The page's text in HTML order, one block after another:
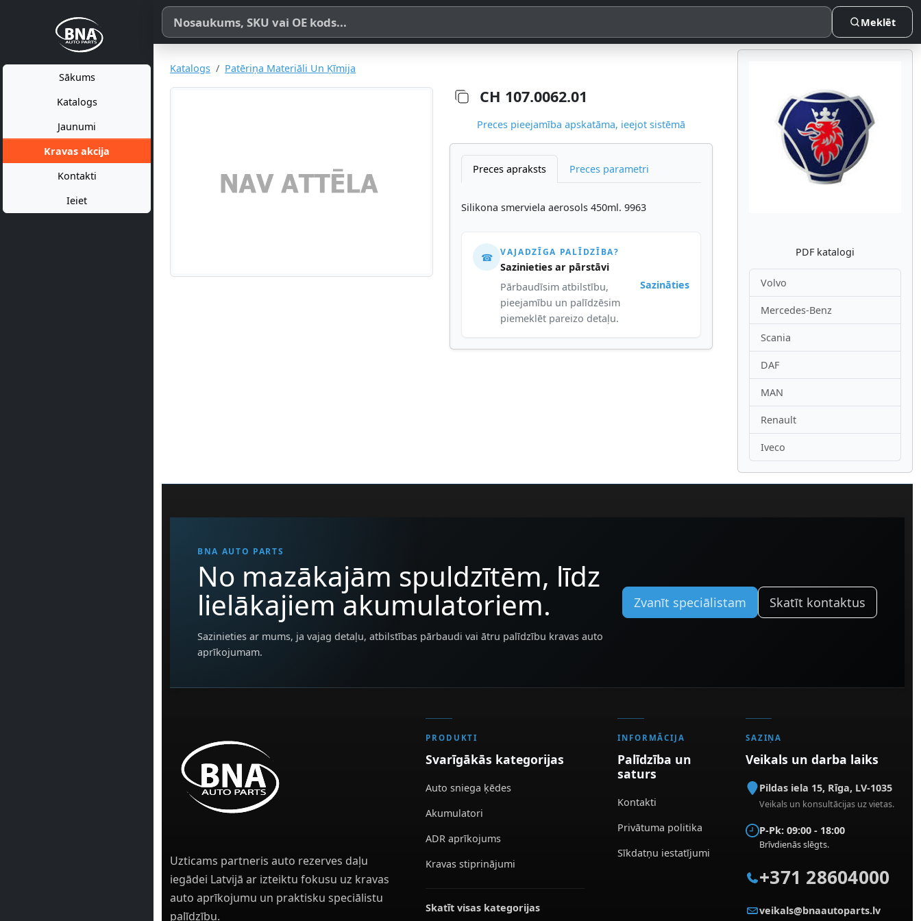
Sākums
Katalogs
Jaunumi
Kravas akcija
Kontakti
Ieiet
Meklēt pēc produkta nosaukuma, SKU vai OE koda
Meklēt
Katalogs Patēriņa Materiāli Un Ķīmija
CH 107.0062.01
Preces pieejamība apskatāma, ieejot sistēmā
Preces apraksts Preces parametri
Silikona smerviela aerosols 450ml. 9963
☎ VAJADZĪGA PALĪDZĪBA?
Sazinieties ar pārstāvi
Pārbaudīsim atbilstību,
pieejamību un palīdzēsim
piemeklēt pareizo detaļu.
Sazināties
Atpakaļ
PDF katalogi
Volvo
Mercedes-Benz
Scania
DAF
MAN
Renault
Iveco
BNA AUTO PARTS
No mazākajām spuldzītēm, līdz
lielākajiem akumulatoriem.
Sazinieties ar mums, ja vajag detaļu, atbilstības pārbaudi vai ātru palīdzību kravas auto
aprīkojumam.
Zvanīt speciālistam Skatīt kontaktus
Uzticams partneris auto rezerves daļu
iegādei Latvijā ar izteiktu fokusu uz kravas
auto aprīkojumu un praktisku speciālistu
palīdzību.
PRODUKTI
Svarīgākās kategorijas
Auto sniega ķēdes
Akumulatori
ADR aprīkojums
Kravas stiprinājumi
Skatīt visas kategorijas
INFORMĀCIJA
Palīdzība un
saturs
Kontakti
Privātuma politika
Sīkdatņu iestatījumi
SAZIŅA
Veikals un darba laiks
Pildas iela 15, Rīga, LV-1035
Veikals un konsultācijas uz vietas.
P-Pk: 09:00 - 18:00
Brīvdienās slēgts.
+371 28604000
veikals@bnaautoparts.lv